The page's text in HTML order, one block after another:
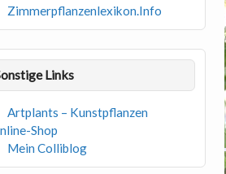
Zimmerpflanzenlexikon.Info
Links
Artplants – Kunstpflanzen
Shop
Mein Colliblog